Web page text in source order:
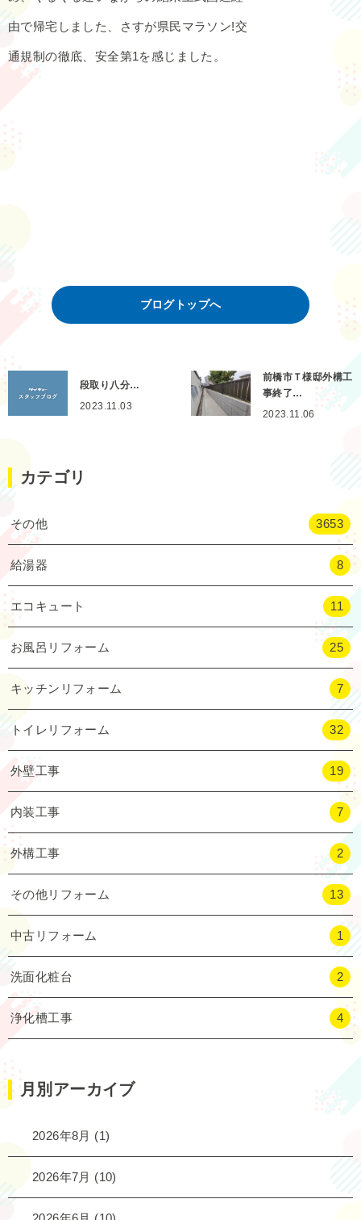
由で帰宅しました、さすが県民マラソン!交
通規制の徹底、安全第1を感じました。
ブログトップへ
段取り八分…
2023.11.03
前橋市Ｔ様邸外構工
事終了…
2023.11.06
カテゴリ
その他 3653
給湯器 8
エコキュート 11
お風呂リフォーム 25
キッチンリフォーム 7
トイレリフォーム 32
外壁工事 19
内装工事 7
外構工事 2
その他リフォーム 13
中古リフォーム 1
洗面化粧台 2
浄化槽工事 4
月別アーカイブ
2026年8月 (1)
2026年7月 (10)